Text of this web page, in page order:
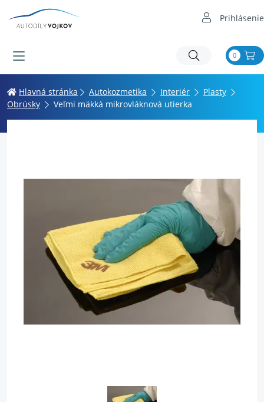
Prihlásenie
0
Hlavná stránka Autokozmetika Interiér
Plasty
Obrúsky
Veľmi mäkká mikrovláknová utierka